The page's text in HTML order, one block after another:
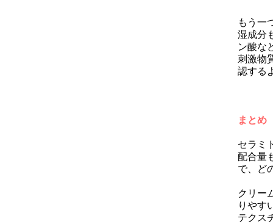
もう一
湿成分
ン酸な
刺激物
認する
まとめ
セラミ
配合量
で、ど
クリー
りやす
テクス